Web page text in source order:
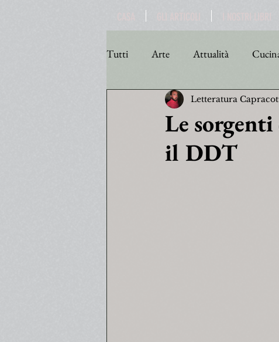
Tutti Arte Attualità
Personaggi Poesia Politica
Le
il DDT
Letteratura